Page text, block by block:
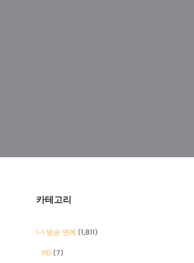
카테고리
1-1 방송 연예 (1,811)
PD (7)